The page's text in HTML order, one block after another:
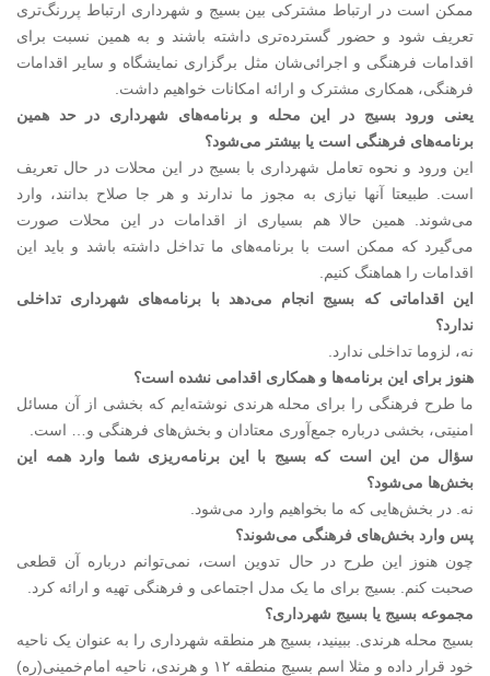
ممکن است در ارتباط مشترکی بین بسیج و شهرداری ارتباط پررنگ‌تری
تعریف شود و حضور گسترده‌تری داشته باشند و به همین نسبت برای
اقدامات فرهنگی و اجرائی‌شان مثل برگزاری نمایشگاه و سایر اقدامات
فرهنگی، همکاری مشترک و ارائه امکانات خواهیم داشت.
‌یعنی ورود بسیج در این محله و برنامه‌های شهرداری در حد همین
برنامه‌های فرهنگی است یا بیشتر می‌شود؟
این ورود و نحوه تعامل شهرداری با بسیج در این محلات در حال تعریف
است. طبیعتا آنها نیازی به مجوز ما ندارند و هر جا صلاح بدانند، وارد
می‌شوند. همین حالا هم بسیاری از اقدامات در این محلات صورت
می‌گیرد که ممکن است با برنامه‌های ما تداخل داشته باشد و باید این
اقدامات را هماهنگ کنیم.
‌این اقداماتی که بسیج انجام می‌دهد با برنامه‌های شهرداری تداخلی
ندارد؟
نه، لزوما تداخلی ندارد.
‌هنوز برای این برنامه‌ها و همکاری اقدامی نشده است؟
ما طرح فرهنگی را برای محله هرندی نوشته‌ایم که بخشی از آن مسائل
امنیتی، بخشی درباره جمع‌آوری معتادان و بخش‌های فرهنگی و… است.
‌سؤال من این است که بسیج با این برنامه‌ریزی شما وارد همه این
بخش‌ها می‌شود؟
نه. در بخش‌هایی که ما بخواهیم وارد می‌شود.
‌پس وارد بخش‌های فرهنگی می‌شوند؟
چون هنوز این طرح در حال تدوین است، نمی‌توانم درباره آن قطعی
صحبت کنم. بسیج برای ما یک مدل اجتماعی و فرهنگی تهیه و ارائه کرد.
‌مجموعه بسیج یا بسیج شهرداری؟
بسیج محله هرندی. ببینید، بسیج هر منطقه شهرداری را به عنوان یک ناحیه
خود قرار داده و مثلا اسم بسیج منطقه ۱۲ و هرندی، ناحیه امام‌خمینی(ره)